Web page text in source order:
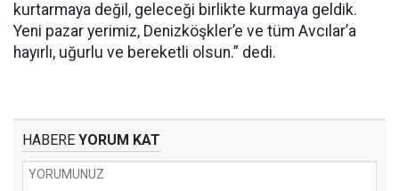
kurtarmaya değil, geleceği birlikte kurmaya geldik.
Yeni pazar yerimiz, Denizköşkler’e ve tüm Avcılar’a
hayırlı, uğurlu ve bereketli olsun.” dedi.
HABERE YORUM KAT